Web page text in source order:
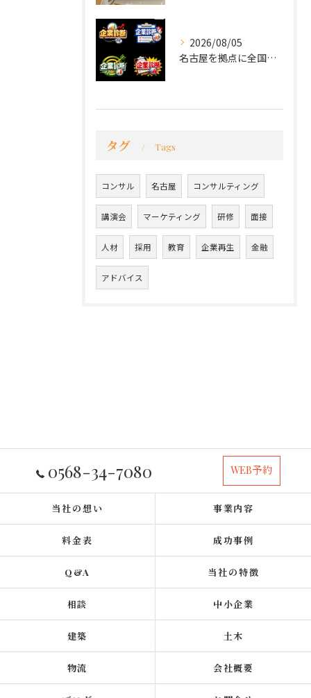
2026/08/05
名古屋を拠点に全国で活動する 経営コンサルタントの 毛利京申...
タグ Tags
コンサル 名古屋 コンサルティング
講演会 マーケティング 研修 面接
人材 採用 教育 企業再生 金融
アドバイス
0568-34-7080 WEB予約
当社の想い 事業内容
料金表 成功事例
Q&A 当社の特徴
相談 中小企業
建築 土木
物流 会社概要